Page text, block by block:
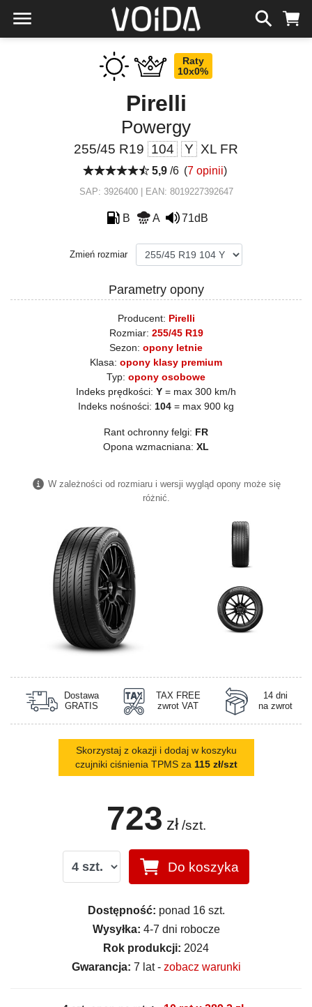
Raty
10x0%
Pirelli
Powergy
255/45 R19 104 Y XL FR
5,9 /6 (7 opinii)
SAP: 3926400 | EAN: 8019227392647
B A 71dB
Zmień rozmiar
Parametry opony
Producent: Pirelli
Rozmiar: 255/45 R19
Sezon: opony letnie
Klasa: opony klasy premium
Typ: opony osobowe
Indeks prędkości: Y = max 300 km/h
Indeks nośności: 104 = max 900 kg
Rant ochronny felgi: FR
Opona wzmacniana: XL
W zależności od rozmiaru i wersji wygląd opony może się
różnić.
Dostawa
GRATIS
TAX FREE
zwrot VAT
14 dni
na zwrot
Skorzystaj z okazji i dodaj w koszyku
czujniki ciśnienia TPMS za 115 zł/szt
723 zł /szt.
Do koszyka
Dostępność: ponad 16 szt.
Wysyłka: 4-7 dni robocze
Rok produkcji: 2024
Gwarancja: 7 lat - zobacz warunki